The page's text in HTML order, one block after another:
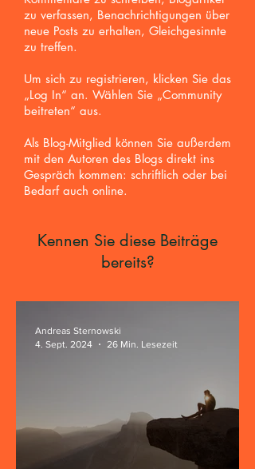
zu verfassen, Benachrichtigungen über
neue Posts zu erhalten, Gleichgesinnte
zu treffen.
Um sich zu registrieren, klicken Sie das
„Log In“ an. Wählen Sie „Community
beitreten“ aus.
Als Blog-Mitglied können Sie außerdem
mit den Autoren des Blogs direkt ins
Gespräch kommen: schriftlich oder bei
Bedarf auch online.
Kennen Sie diese Beiträge
bereits?
Andreas Sternowski
4. Sept. 2024
26 Min. Lesezeit